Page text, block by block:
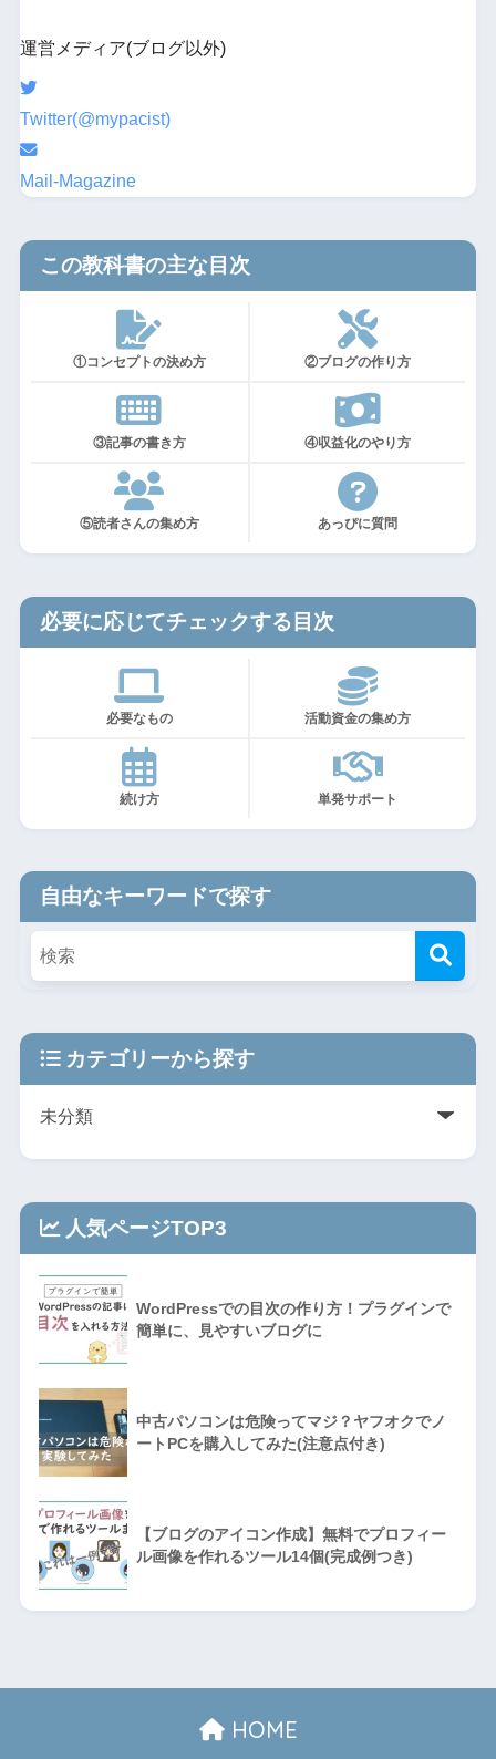
運営メディア(ブログ以外)
Twitter(@mypacist)
Mail-Magazine
この教科書の主な目次
①コンセプトの決め方 ②ブログの作り方
③記事の書き方 ④収益化のやり方
⑤読者さんの集め方 あっぴに質問
必要に応じてチェックする目次
必要なもの 活動資金の集め方
続け方 単発サポート
自由なキーワードで探す
カテゴリーから探す
人気ページTOP3
WordPressでの目次の作り方！プラグインで
簡単に、見やすいブログに
中古パソコンは危険ってマジ？ヤフオクでノ
ートPCを購入してみた(注意点付き)
【ブログのアイコン作成】無料でプロフィー
ル画像を作れるツール14個(完成例つき)
HOME